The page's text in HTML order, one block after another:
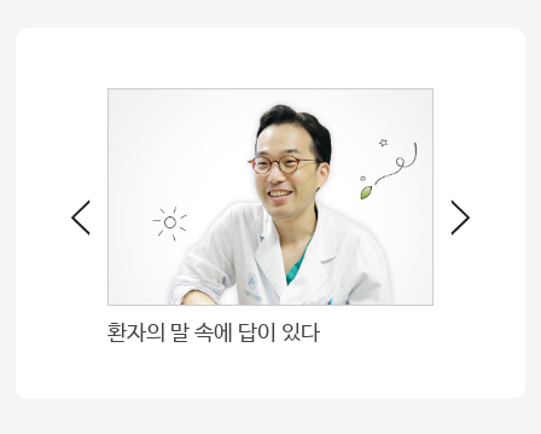
환자의 말 속에 답이 있다